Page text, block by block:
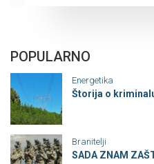
POPULARNO
Energetika
Štorija o
Branitelji
SADA ZNAM